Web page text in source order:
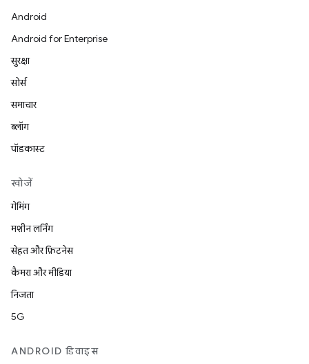
Android
Android for Enterprise
सुरक्षा
सोर्स
समाचार
ब्लॉग
पॉडकास्ट
खोजें
गेमिंग
मशीन लर्निंग
सेहत और फ़िटनेस
कैमरा और मीडिया
निजता
5G
ANDROID डिवाइस